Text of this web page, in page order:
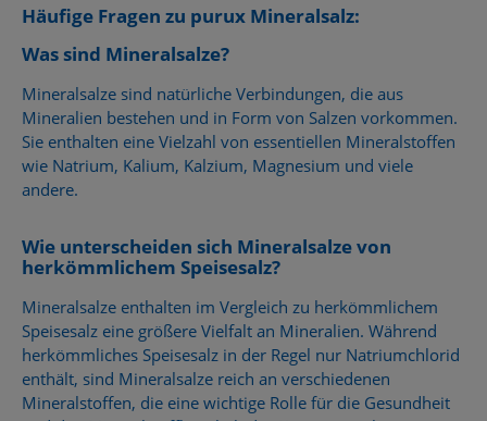
Häufige Fragen zu purux Mineralsalz:
Was sind Mineralsalze?
Mineralsalze sind natürliche Verbindungen, die aus
Mineralien bestehen und in Form von Salzen vorkommen.
Sie enthalten eine Vielzahl von essentiellen Mineralstoffen
wie Natrium, Kalium, Kalzium, Magnesium und viele
andere.
Wie unterscheiden sich Mineralsalze von
herkömmlichem Speisesalz?
Mineralsalze enthalten im Vergleich zu herkömmlichem
Speisesalz eine größere Vielfalt an Mineralien. Während
herkömmliches Speisesalz in der Regel nur Natriumchlorid
enthält, sind Mineralsalze reich an verschiedenen
Mineralstoffen, die eine wichtige Rolle für die Gesundheit